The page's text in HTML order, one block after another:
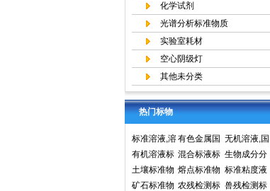
化学试剂
光谱分析标准物质
实验室耗材
空心阴级灯
其他未分类
热门标物
标准溶液,溶
液标准物质,
国家标准物
质网
有色金属国
家标准物质
中心,国家标
准物质网
无机溶液,国
家标准物质
网,国家标准
物质中心
有机溶液标
准物质中国
计量院标准
混合标液标
准物质
生物成分分
析标准物质
土壤标准物
质
熔点标准物
质
标准粘度液
矿石标准物 农残检测标 兽残检测标